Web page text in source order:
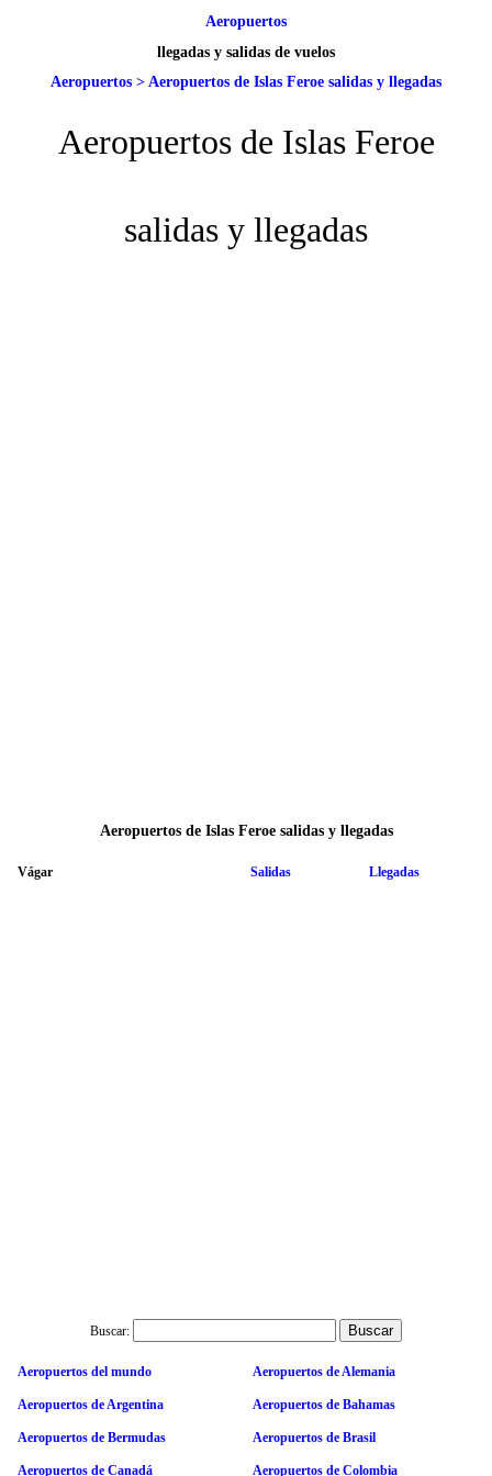
Aeropuertos
llegadas y salidas de vuelos
Aeropuertos > Aeropuertos de Islas Feroe salidas y llegadas
Aeropuertos de Islas Feroe
salidas y llegadas
Aeropuertos de Islas Feroe salidas y llegadas
Vágar Salidas Llegadas
Buscar:
Aeropuertos del mundo Aeropuertos de Alemania
Aeropuertos de Argentina Aeropuertos de Bahamas
Aeropuertos de Bermudas Aeropuertos de Brasil
Aeropuertos de Canadá Aeropuertos de Colombia